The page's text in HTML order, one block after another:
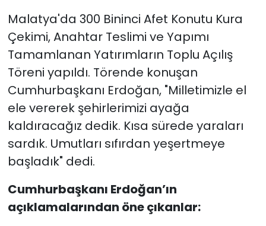
Malatya'da 300 Bininci Afet Konutu Kura
Çekimi, Anahtar Teslimi ve Yapımı
Tamamlanan Yatırımların Toplu Açılış
Töreni yapıldı. Törende konuşan
Cumhurbaşkanı Erdoğan, "Milletimizle el
ele vererek şehirlerimizi ayağa
kaldıracağız dedik. Kısa sürede yaraları
sardık. Umutları sıfırdan yeşertmeye
başladık" dedi.
Cumhurbaşkanı Erdoğan’ın
açıklamalarından öne çıkanlar: